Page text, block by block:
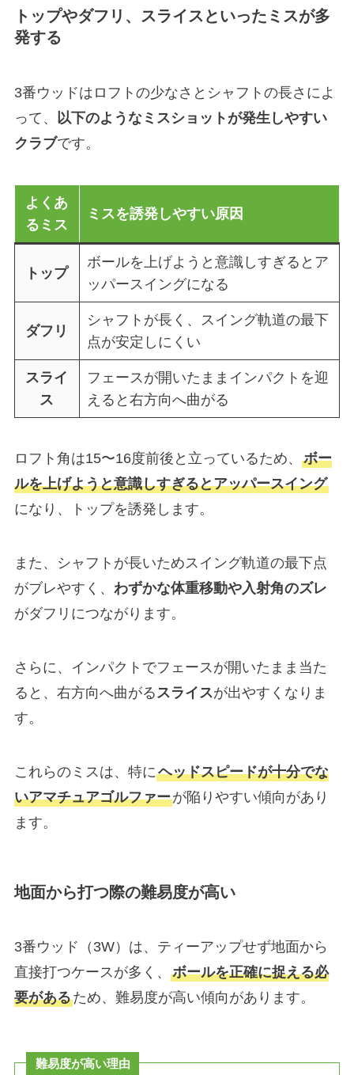
トップやダフリ、スライスといったミスが多
発する
3番ウッドはロフトの少なさとシャフトの長さによ
って、
以下のようなミスショットが発生しやすい
クラブです。
よくあ
るミス
ミスを誘発しやすい原因
トップ
ボールを上げようと意識しすぎるとア
ッパースイングになる
ダフリ
シャフトが長く、スイング軌道の最下
点が安定しにくい
スライ
ス
フェースが開いたままインパクトを迎
えると右方向へ曲がる
ロフト角は15〜16度前後と立っているため、 ボー
ルを上げようと意識しすぎるとアッパースイング
になり、トップを誘発します。
また、シャフトが長いためスイング軌道の最下点
がブレやすく、 わずかな体重移動や入射角のズレ
がダフリにつながります。
さらに、インパクトでフェースが開いたまま当た
ると、右方向へ曲がるスライスが出やすくなりま
す。
これらのミスは、特にヘッドスピードが十分でな
いアマチュアゴルファーが陥りやすい傾向があり
ます。
地面から打つ際の難易度が高い
3番ウッド（3W）は、ティーアップせず地面から
直接打つケースが多く、 ボールを正確に捉える必
要があるため、難易度が高い傾向があります。
難易度が高い理由